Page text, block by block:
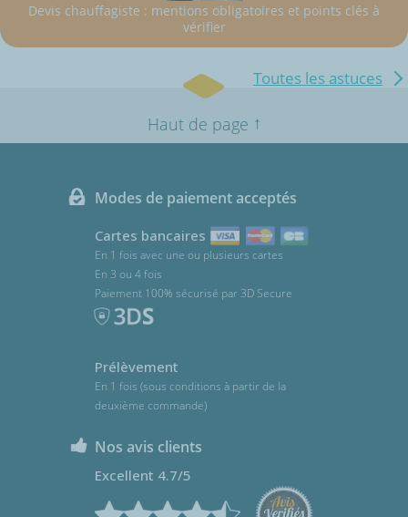
Devis chauffagiste : mentions obligatoires et points clés à
vérifier
Toutes les astuces
Haut de page ↑
Modes de paiement acceptés
Cartes bancaires
En 1 fois avec une ou plusieurs cartes
En 3 ou 4 fois
Paiement 100% sécurisé par 3D Secure
Prélèvement
En 1 fois (sous conditions à partir de la
deuxième commande)
Nos avis clients
Excellent 4.7/5